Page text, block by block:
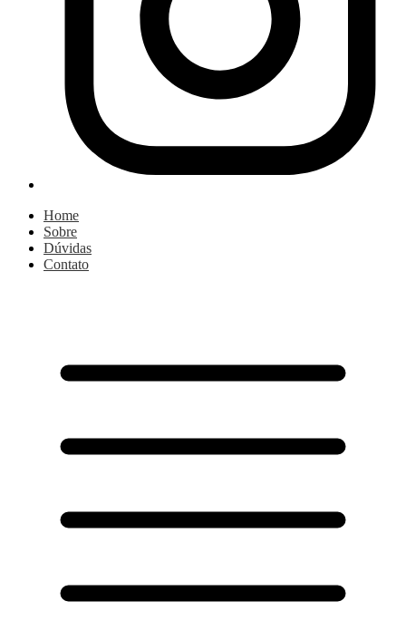
Home
Sobre
Dúvidas
Contato